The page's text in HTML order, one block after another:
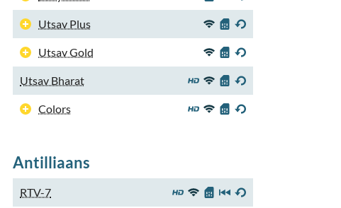
Utsav Plus
Utsav Gold
Utsav Bharat
Colors
Antilliaans
RTV-7